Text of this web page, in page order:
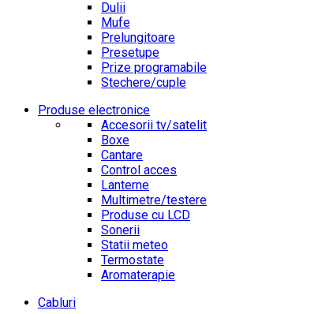
Dulii
Mufe
Prelungitoare
Presetupe
Prize programabile
Stechere/cuple
Produse electronice
Accesorii tv/satelit
Boxe
Cantare
Control acces
Lanterne
Multimetre/testere
Produse cu LCD
Sonerii
Statii meteo
Termostate
Aromaterapie
Cabluri